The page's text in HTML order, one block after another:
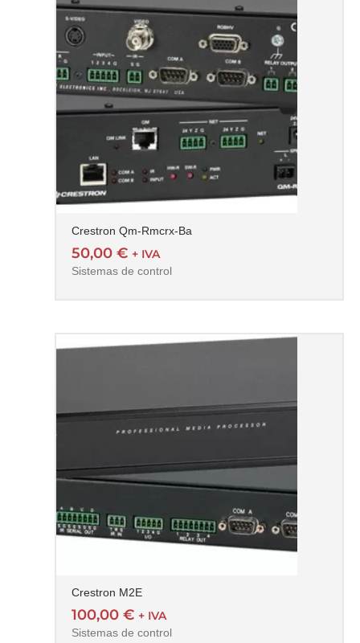
Crestron Qm-Rmcrx-Ba
50,00€ + IVA
Sistemas de control
Crestron M2E
100,00€ + IVA
Sistemas de control